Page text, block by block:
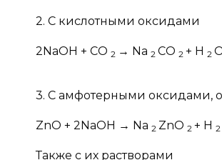
2. С кислотными оксидами
2NaOH + СO 2 → Na 2 СO 2 + H 2
3. С амфотерными оксидами,
ZnO + 2NaOH → Na 2 ZnO 2 + H 2
Также с их растворами